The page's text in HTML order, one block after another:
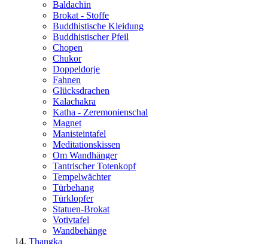
Baldachin
Brokat - Stoffe
Buddhistische Kleidung
Buddhistischer Pfeil
Chopen
Chukor
Doppeldorje
Fahnen
Glücksdrachen
Kalachakra
Katha - Zeremonienschal
Magnet
Manisteintafel
Meditationskissen
Om Wandhänger
Tantrischer Totenkopf
Tempelwächter
Türbehang
Türklopfer
Statuen-Brokat
Votivtafel
Wandbehänge
Thangka